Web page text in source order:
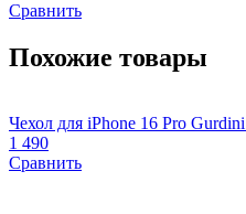
Сравнить
Похожие товары
Чехол для iPhone 16 Pro
1 490
Сравнить